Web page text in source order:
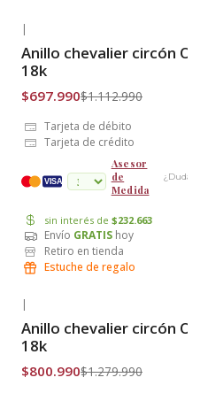
Envío Gratis
|
Anillo chevalier circón Oro
18k
$697.990$1.112.990
Tarjeta de débito
Tarjeta de crédito
VISA
Asesor
de
Medida
¿Dudas?
sin interés de $232.663
Envío GRATIS hoy
Retiro en tienda
Estuche de regalo
Envío Gratis
|
Anillo chevalier circón Oro
18k
$800.990$1.279.990